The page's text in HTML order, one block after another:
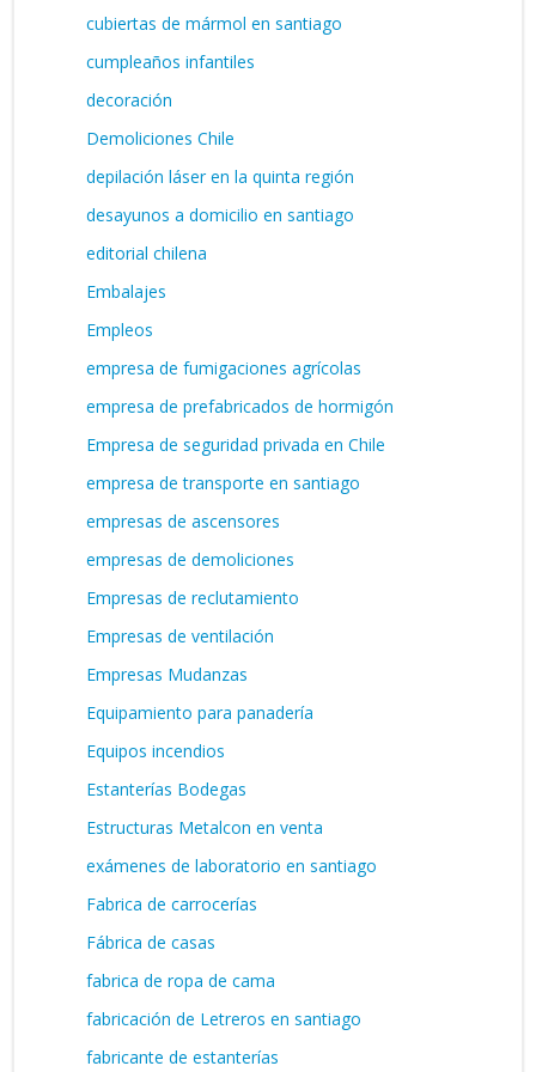
cubiertas de mármol en santiago
cumpleaños infantiles
decoración
Demoliciones Chile
depilación láser en la quinta región
desayunos a domicilio en santiago
editorial chilena
Embalajes
Empleos
empresa de fumigaciones agrícolas
empresa de prefabricados de hormigón
Empresa de seguridad privada en Chile
empresa de transporte en santiago
empresas de ascensores
empresas de demoliciones
Empresas de reclutamiento
Empresas de ventilación
Empresas Mudanzas
Equipamiento para panadería
Equipos incendios
Estanterías Bodegas
Estructuras Metalcon en venta
exámenes de laboratorio en santiago
Fabrica de carrocerías
Fábrica de casas
fabrica de ropa de cama
fabricación de Letreros en santiago
fabricante de estanterías